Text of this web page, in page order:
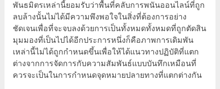
พันธมิตรเหล่านี้ยอมรับว่าพื้นที่คลับการพนันออนไลน์ที่ถูก
ลบล้างนั้นไม่ได้มีความพึงพอใจในสิ่งที่ต้องการอย่าง
ชัดเจนเพื่อที่จะจบลงด้วยการเป็นทั้งหมดทั้งหมดที่ถูกตัดสิน
มุมมองที่เป็นไปได้อีกประการหนึ่งก็คือภาพการเดิมพัน
เหล่านี้ไม่ได้ถูกกำหนดขึ้นเพื่อให้ได้แนวทางปฏิบัติที่แตก
ต่างจากการจัดการกับความสัมพันธ์แบบบันทึกเหมือนที่
ควรจะเป็นในการกำหนดจุดหมายปลายทางที่แตกต่างกัน